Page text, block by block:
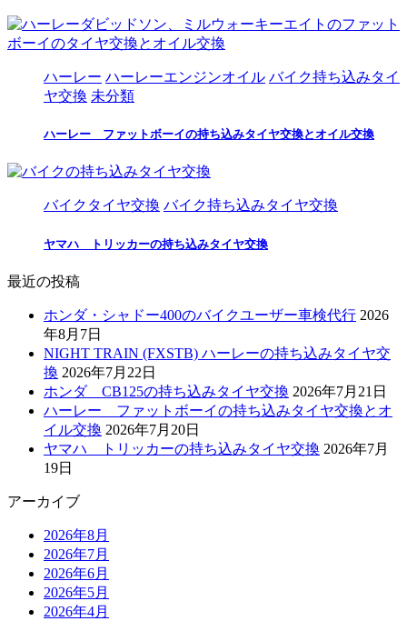
ハーレー ハーレーエンジンオイル バイク持ち込みタイ
ヤ交換 未分類
ハーレー ファットボーイの持ち込みタイヤ交換とオイル交換
バイクタイヤ交換 バイク持ち込みタイヤ交換
ヤマハ トリッカーの持ち込みタイヤ交換
最近の投稿
ホンダ・シャドー400のバイクユーザー車検代行 2026
年8月7日
NIGHT TRAIN (FXSTB) ハーレーの持ち込みタイヤ交
換 2026年7月22日
ホンダ CB125の持ち込みタイヤ交換 2026年7月21日
ハーレー ファットボーイの持ち込みタイヤ交換とオ
イル交換 2026年7月20日
ヤマハ トリッカーの持ち込みタイヤ交換 2026年7月
19日
アーカイブ
2026年8月
2026年7月
2026年6月
2026年5月
2026年4月